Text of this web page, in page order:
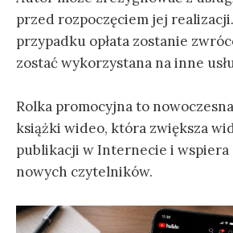
przed rozpoczęciem jej
przypadku opłata zostanie
zostać wykorzystana na inne
Rolka promocyjna to
książki wideo, która zwiększa
publikacji w Internecie i
nowych czytelników.